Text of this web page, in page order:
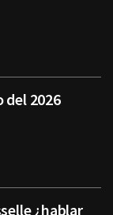
del 2026
¿hablar